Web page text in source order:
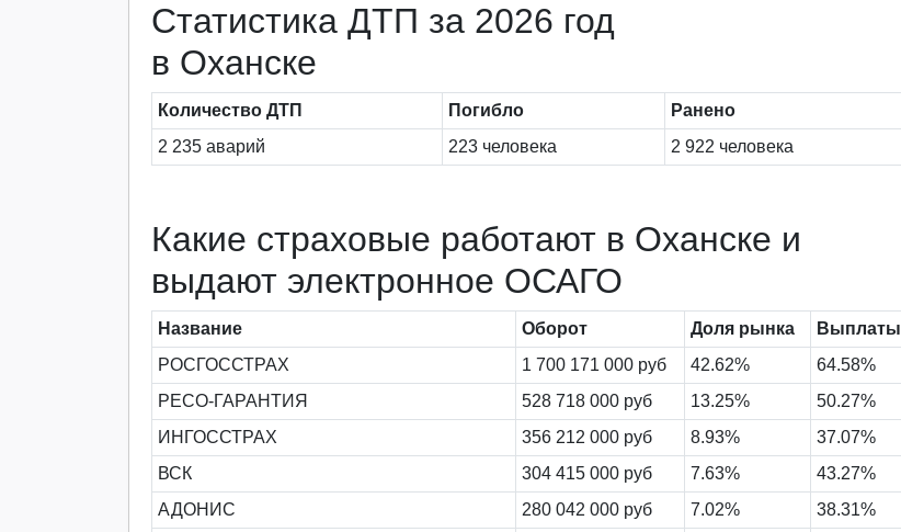
Статистика ДТП за 2026 год
в Оханске
Количество ДТП Погибло
Ранено
2 235 аварий
223 человека 2 922 человека
Какие страховые работают в Оханске и
выдают электронное ОСАГО
Название Оборот Доля рынка
Выплаты
РОСГОССТРАХ
1 700 171 000 руб 42.62%
64.58%
РЕСО-ГАРАНТИЯ
528 718 000 руб 13.25%
50.27%
ИНГОССТРАХ
356 212 000 руб 8.93%
37.07%
ВСК
304 415 000 руб 7.63%
43.27%
АДОНИС
280 042 000 руб 7.02%
38.31%